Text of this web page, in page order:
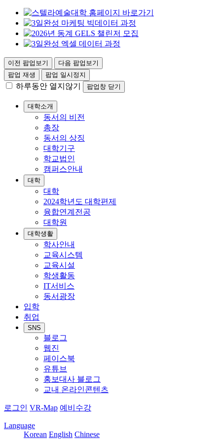
이전 팝업보기
다음 팝업보기
팝업 재생
팝업 일시정지
하루동안 열지않기 팝업창 닫기
대학소개
동서의 비전
총장
동서의 상징
대학기구
학교법인
캠퍼스안내
대학
대학
2024학년도 대학편제
융합연계전공
대학원
대학생활
학사안내
교육시스템
교육시설
학생활동
IT서비스
동서광장
입학
취업
SNS
블로그
웹진
페이스북
유튜브
홍보대사 블로그
교내 온라인콘텐츠
로그인 VR-Map 예비수강
Language
Korean English Chinese